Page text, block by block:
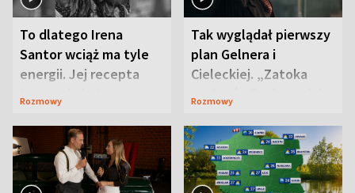
To dlatego Irena
Santor wciąż ma tyle
energii. Jej recepta
jest zaskakująco
Rozmowy
Tak wyglądał pierwszy
plan Gelnera i
Cieleckiej. „Zatoka
szpiegów” od razu ich
Rozmowy